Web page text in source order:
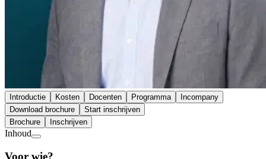
Introductie Kosten Docenten Programma
Incompany
Download brochure
Start inschrijven
Brochure
Inschrijven
Inhoud
Voor wie?